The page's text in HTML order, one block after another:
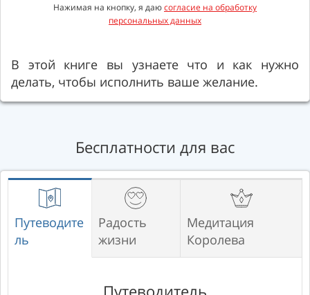
Нажимая на кнопку, я даюсогласие на обработку
персональных данных
В этой книге вы узнаете что и как нужно
делать, чтобы исполнить ваше желание.
Бесплатности для вас
Путеводите
ль
Радость
жизни
Медитация
Королева
Путеводитель